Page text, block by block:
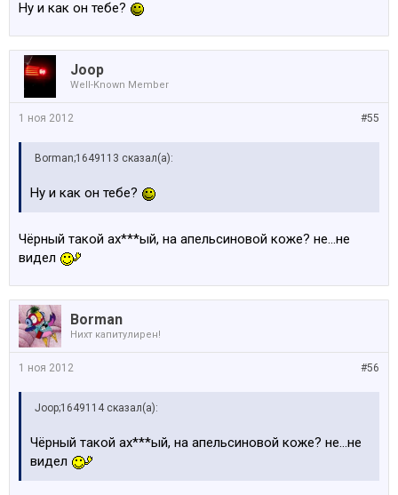
Ну и как он тебе?
Joop
Well-Known Member
#55
1 ноя 2012
Borman;1649113 сказал(а):
Ну и как он тебе?
Чёрный такой ах***ый, на апельсиновой коже? не...не
видел
Borman
Нихт капитулирен!
#56
1 ноя 2012
Joop;1649114 сказал(а):
Чёрный такой ах***ый, на апельсиновой коже? не...не
видел